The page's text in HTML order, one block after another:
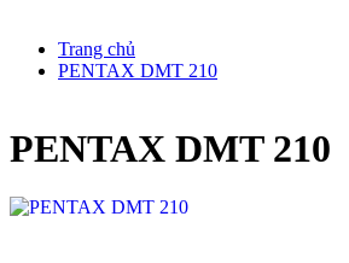
Trang chủ
PENTAX DMT 210
PENTAX DMT 210